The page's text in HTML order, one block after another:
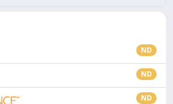
ND
ND
ND